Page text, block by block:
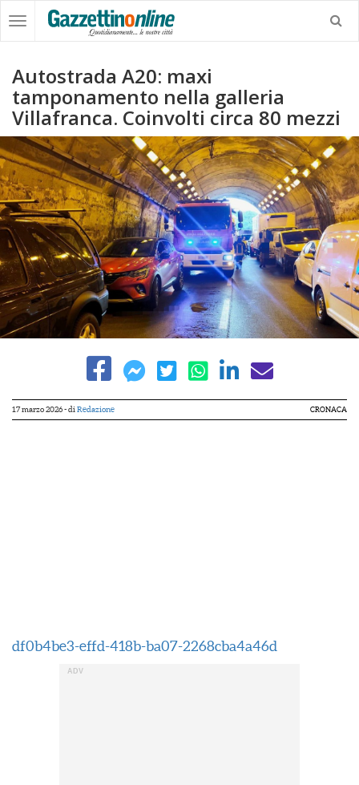
Autostrada A20: maxi
tamponamento nella galleria
Villafranca. Coinvolti circa 80 mezzi
17 marzo 2026- di Redazione CRONACA
df0b4be3-effd-418b-ba07-2268cba4a46d